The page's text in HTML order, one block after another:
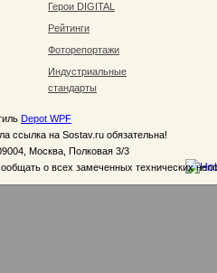
Герои DIGITAL
Рейтинги
Фоторепортажи
Индустриальные
стандарты
Depot WPF
ссылка на Sostav.ru обязательна!
Москва, Полковая 3/3
о всех замеченных технических